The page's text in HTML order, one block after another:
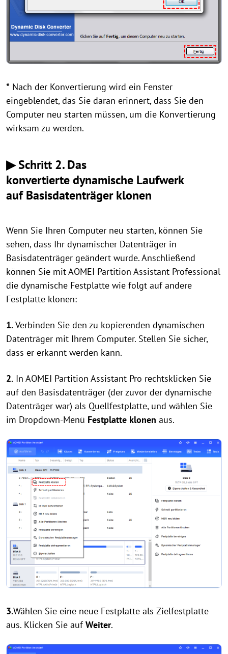
* Nach der Konvertierung wird ein Fenster
eingeblendet, das Sie daran erinnert, dass Sie den
Computer neu starten müssen, um die Konvertierung
wirksam zu werden.
▶Schritt 2.Das
konvertierte dynamische Laufwerk
auf Basisdatenträger klonen
Wenn Sie Ihren Computer neu starten, können Sie
sehen, dass Ihr dynamischer Datenträger in
Basisdatenträger geändert wurde. Anschließend
können Sie mit AOMEI Partition Assistant Professional
die dynamische Festplatte wie folgt auf andere
Festplatte klonen:
1.Verbinden Sie den zu kopierenden dynamischen
Datenträger mit Ihrem Computer. Stellen Sie sicher,
dass er erkannt werden kann.
2. In AOMEI Partition Assistant Pro rechtsklicken Sie
auf den Basisdatenträger (der zuvor der dynamische
Datenträger war) als Quellfestplatte, und wählen Sie
im Dropdown-Menü Festplatte klonen aus.
3.Wählen Sie eine neue Festplatte als Zielfestplatte
aus. Klicken Sie aufWeiter.